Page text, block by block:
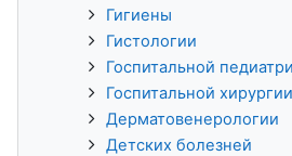
Гигиены
Гистологии
Госпитальной
Госпитальной хирургии
Дерматовенерологии
Детских болезней